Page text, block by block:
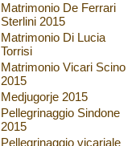
Matrimonio De Ferrari
Sterlini 2015
Matrimonio Di Lucia
Torrisi
Matrimonio Vicari Scino
2015
Medjugorje 2015
Pellegrinaggio Sindone
2015
Pellegrinaggio vicariale